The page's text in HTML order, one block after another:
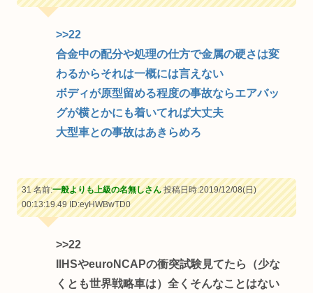
>>22
合金中の配分や処理の仕方で金属の硬さは変
わるからそれは一概には言えない
ボディが原型留める程度の事故ならエアバッ
グが横とかにも着いてれば大丈夫
大型車との事故はあきらめろ
31 名前:一般よりも上級の名無しさん投稿日時:2019/12/08(日)
00:13:19.49ID:eyHWBwTD0
>>22
IIHSやeuroNCAPの衝突試験見てたら（少な
くとも世界戦略車は）全くそんなことはない